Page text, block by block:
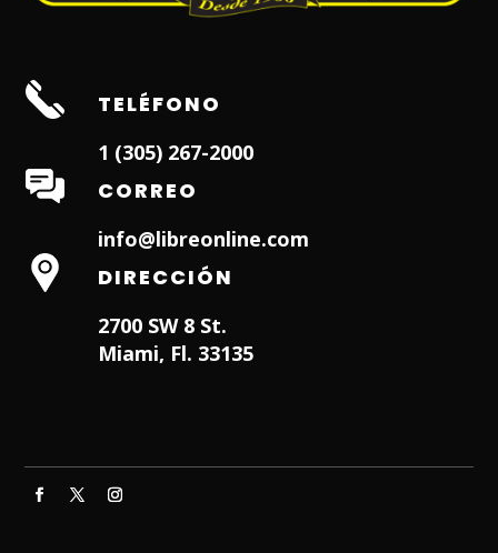
TELÉFONO
1 (305) 267-2000
CORREO
info@libreonline.com
DIRECCIÓN
2700 SW 8 St.
Miami, Fl. 33135